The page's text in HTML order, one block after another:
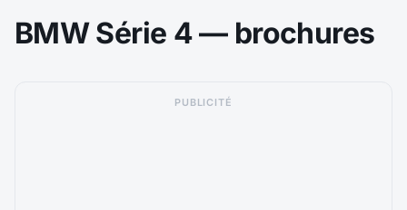
BMW Série 4 — brochures
PUBLICITÉ